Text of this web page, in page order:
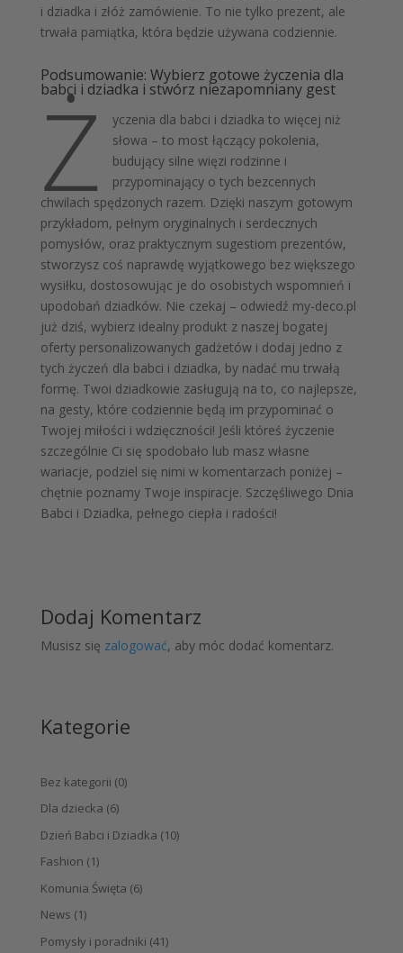
i dziadka i złóż zamówienie. To nie tylko prezent, ale
trwała pamiątka, która będzie używana codziennie.
Podsumowanie: Wybierz gotowe życzenia dla
babci i dziadka i stwórz niezapomniany gest
Ż
yczenia dla babci i dziadka to więcej niż
słowa – to most łączący pokolenia,
budujący silne więzi rodzinne i
przypominający o tych bezcennych
chwilach spędzonych razem. Dzięki naszym gotowym
przykładom, pełnym oryginalnych i serdecznych
pomysłów, oraz praktycznym sugestiom prezentów,
stworzysz coś naprawdę wyjątkowego bez większego
wysiłku, dostosowując je do osobistych wspomnień i
upodobań dziadków. Nie czekaj – odwiedź my-deco.pl
już dziś, wybierz idealny produkt z naszej bogatej
oferty personalizowanych gadżetów i dodaj jedno z
tych życzeń dla babci i dziadka, by nadać mu trwałą
formę. Twoi dziadkowie zasługują na to, co najlepsze,
na gesty, które codziennie będą im przypominać o
Twojej miłości i wdzięczności! Jeśli któreś życzenie
szczególnie Ci się spodobało lub masz własne
wariacje, podziel się nimi w komentarzach poniżej –
chętnie poznamy Twoje inspiracje. Szczęśliwego Dnia
Babci i Dziadka, pełnego ciepła i radości!
Dodaj Komentarz
Musisz się zalogować, aby móc dodać komentarz.
Kategorie
Bez kategorii (0)
Dla dziecka (6)
Dzień Babci i Dziadka (10)
Fashion (1)
Komunia Święta (6)
News (1)
Pomysły i poradniki (41)